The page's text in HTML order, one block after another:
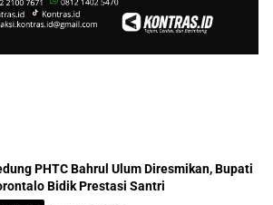
PHTC Bahrul Ulum Diresmikan, Bupati
Bidik Prestasi Santri